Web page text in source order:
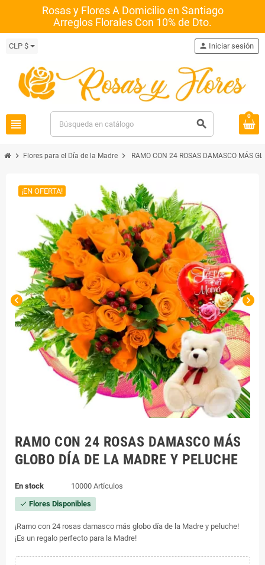
Rosas y Flores A Domicilio en Santiago
Arreglos Florales Con 10% de Dto.
CLP $
view_headline search
person Iniciar sesión
0
chevron_right Flores para el Día de la Madre chevron_right RAMO CON 24 ROSAS DAMASCO MÁS
chevron_left chevron_right
¡EN OFERTA!
RAMO CON 24 ROSAS DAMASCO MÁS
GLOBO DÍA DE LA MADRE Y PELUCHE
En stock 10000 Artículos
check Flores Disponibles
¡Ramo con 24 rosas damasco más globo día de la Madre y peluche!
¡Es un regalo perfecto para la Madre!